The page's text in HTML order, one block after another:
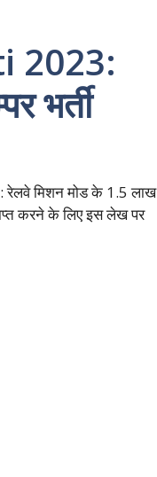
2023:
भर्ती
मिशन मोड के 1.5 लाख
करने के लिए इस लेख पर